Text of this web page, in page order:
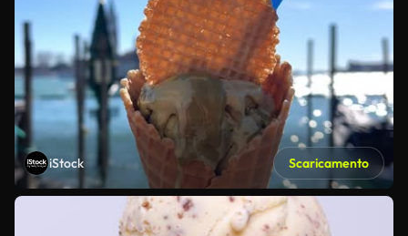
iStock Scaricamento